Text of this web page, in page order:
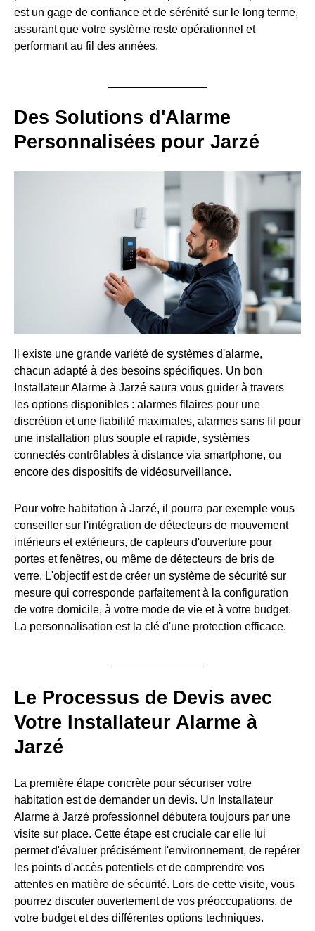
est un gage de confiance et de sérénité sur le long terme,
assurant que votre système reste opérationnel et
performant au fil des années.
Des Solutions d'Alarme
Personnalisées pour Jarzé
Il existe une grande variété de systèmes d'alarme,
chacun adapté à des besoins spécifiques. Un bon
Installateur Alarme à Jarzé saura vous guider à travers
les options disponibles : alarmes filaires pour une
discrétion et une fiabilité maximales, alarmes sans fil pour
une installation plus souple et rapide, systèmes
connectés contrôlables à distance via smartphone, ou
encore des dispositifs de vidéosurveillance.
Pour votre habitation à Jarzé, il pourra par exemple vous
conseiller sur l'intégration de détecteurs de mouvement
intérieurs et extérieurs, de capteurs d'ouverture pour
portes et fenêtres, ou même de détecteurs de bris de
verre. L'objectif est de créer un système de sécurité sur
mesure qui corresponde parfaitement à la configuration
de votre domicile, à votre mode de vie et à votre budget.
La personnalisation est la clé d'une protection efficace.
Le Processus de Devis avec
Votre Installateur Alarme à
Jarzé
La première étape concrète pour sécuriser votre
habitation est de demander un devis. Un Installateur
Alarme à Jarzé professionnel débutera toujours par une
visite sur place. Cette étape est cruciale car elle lui
permet d'évaluer précisément l'environnement, de repérer
les points d'accès potentiels et de comprendre vos
attentes en matière de sécurité. Lors de cette visite, vous
pourrez discuter ouvertement de vos préoccupations, de
votre budget et des différentes options techniques.